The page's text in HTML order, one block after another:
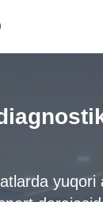
yuqori